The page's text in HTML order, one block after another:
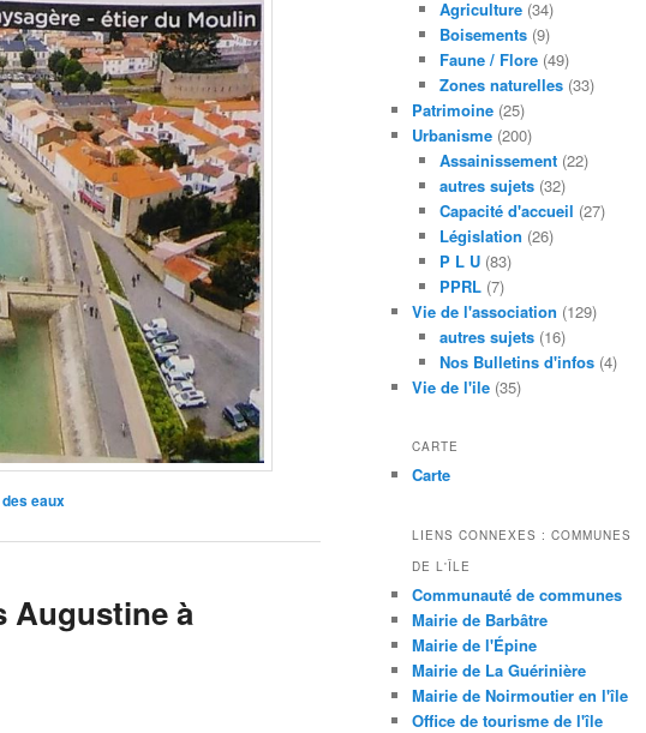
eaux
Augustine à
Agriculture(34)
Boisements(9)
Faune / Flore(49)
Zones naturelles(33)
Patrimoine (25)
Urbanisme (200)
Assainissement(22)
autres sujets(32)
Capacité d'accueil (27)
Législation (26)
P L U(83)
PPRL(7)
Vie de l'association (129)
autres sujets(16)
Nos Bulletins d'infos(4)
Vie de l'ile (35)
CARTE
Carte
LIENS CONNEXES : COMMUNES
DE L'ÎLE
Communauté de communes
Mairie de Barbâtre
Mairie de l'Épine
Mairie de La Guérinière
Mairie de Noirmoutier en l'île
Office de tourisme de l'île